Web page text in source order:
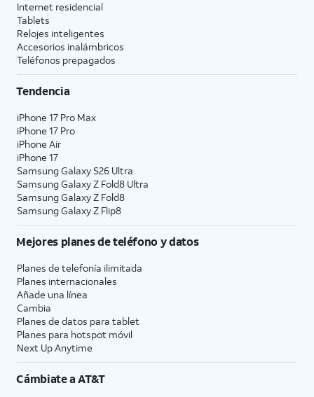
Internet residencial
Tablets
Relojes inteligentes
Accesorios inalámbricos
Teléfonos prepagados
Tendencia
iPhone 17 Pro Max
iPhone 17 Pro
iPhone Air
iPhone 17
Samsung Galaxy S26 Ultra
Samsung Galaxy Z Fold8 Ultra
Samsung Galaxy Z Fold8
Samsung Galaxy Z Flip8
Mejores planes de teléfono y datos
Planes de telefonía ilimitada
Planes internacionales
Añade una línea
Cambia
Planes de datos para tablet
Planes para hotspot móvil
Next Up Anytime
Cámbiate aAT&T